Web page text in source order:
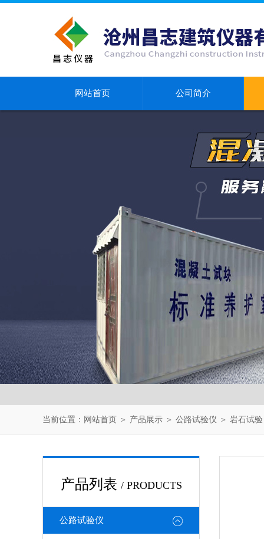
网站首页 公司简介
当前位置： 网站首页 ＞ 产品展示 ＞ 公路试验仪 ＞ 岩石试验
产品列表 / PRODUCTS
公路试验仪